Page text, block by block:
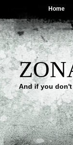
Home
And if you